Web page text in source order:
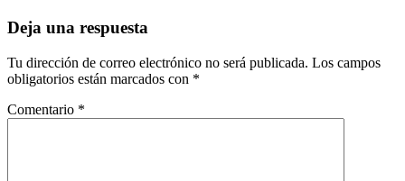
Deja una respuesta
Tu dirección de correo electrónico no será publicada. Los campos
obligatorios están marcados con *
Comentario *